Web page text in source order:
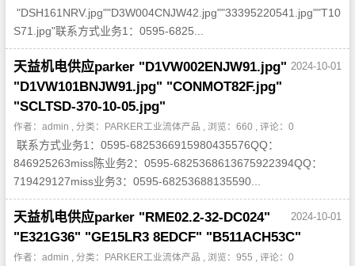
"DSH161NRV.jpg""D3W004CNJW42.jpg""33395220541.jpg""T10
S71.jpg"联系方式业务1：0595-6825...
2024-10-01
天益机电供应parker "D1VW002ENJW91.jpg"
"D1VW101BNJW91.jpg" "CONMOT82F.jpg"
"SCLTSD-370-10-05.jpg"
作者：admin , 分类： PARKER工业流体产品 , 浏览：660 , 评论：0
联系方式业务1：0595-6825366915980435576QQ：
846925263miss陈业务2：0595-6825368613675922394QQ：
719429127miss业务3：0595-68253688135590...
2024-10-01
天益机电供应parker "RME02.2-32-DC024"
"E321G36" "GE15LR3 8EDCF" "B511ACH53C"
作者：admin , 分类： PARKER工业流体产品 , 浏览：955 , 评论：0